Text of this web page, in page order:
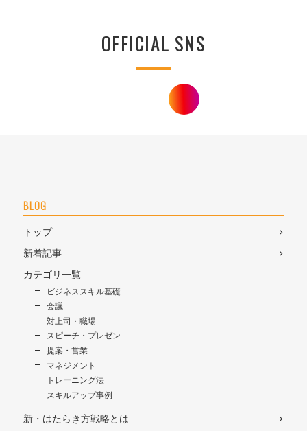
OFFICIAL SNS
BLOG
トップ
新着記事
カテゴリ一覧
ビジネススキル基礎
会議
対上司・職場
スピーチ・プレゼン
提案・営業
マネジメント
トレーニング法
スキルアップ事例
新・はたらき方戦略とは